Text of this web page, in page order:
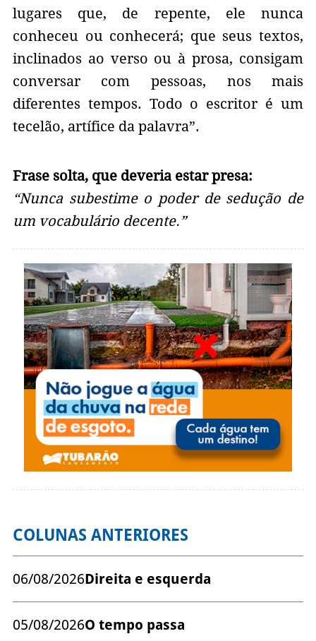
lugares que, de repente, ele nunca
conheceu ou conhecerá; que seus textos,
inclinados ao verso ou à prosa, consigam
conversar com pessoas, nos mais
diferentes tempos. Todo o escritor é um
tecelão, artífice da palavra”.
Frase solta, que deveria estar presa:
“Nunca subestime o poder de sedução de
um vocabulário decente.”
COLUNAS ANTERIORES
06/08/2026Direita e esquerda
05/08/2026O tempo passa